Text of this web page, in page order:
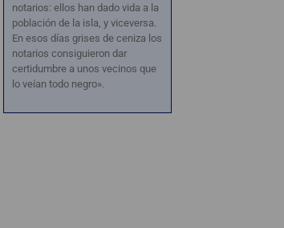
notarios: ellos han dado vida a la
población de la isla, y viceversa.
En esos días grises de ceniza los
notarios consiguieron dar
certidumbre a unos vecinos que
lo veían todo negro».